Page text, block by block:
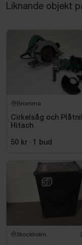
Liknande objekt
Bromma
Cirkelsåg och
Hitach
50 kr · 1 bud
Stockholm